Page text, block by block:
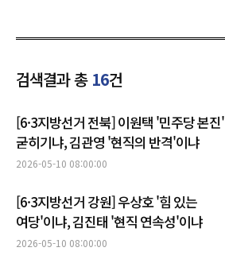
검색결과 총 16건
[6·3지방선거 전북] 이원택 '민주당 본진'
굳히기냐, 김관영 '현직의 반격'이냐
2026-05-10 08:00:00
[6·3지방선거 강원] 우상호 '힘 있는
여당'이냐, 김진태 '현직 연속성'이냐
2026-05-10 08:00:00